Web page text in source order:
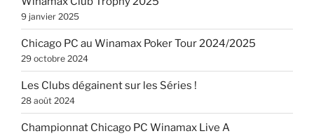
9 janvier 2025
Chicago PC au Winamax Poker Tour 2024/2025
29 octobre 2024
Les Clubs dégainent sur les Séries !
28 août 2024
Championnat Chicago PC Winamax Live A